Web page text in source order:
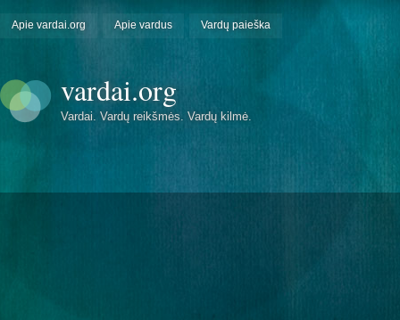
Apie vardai.org Apie vardus Vardų paieška
vardai.org
Vardai. Vardų reikšmės. Vardų kilmė.